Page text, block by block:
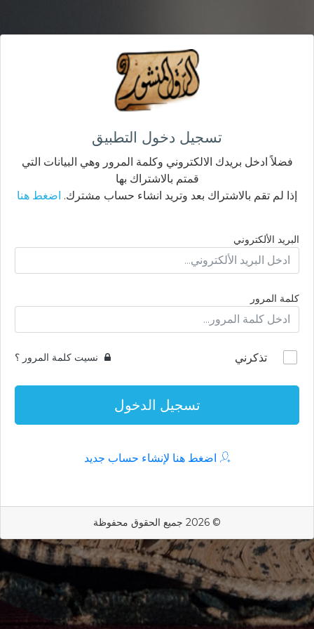
تسجيل دخول التطبيق
فضلاً ادخل بريدك الالكتروني وكلمة المرور وهي البيانات التي
قمتم بالاشتراك بها
إذا لم تقم بالاشتراك بعد وتريد انشاء حساب مشترك. اضغط هنا
البريد الألكتروني
كلمة المرور
تذكرني نسيت كلمة المرور ؟
تسجيل الدخول
اضغط هنا لإنشاء حساب جديد
© 2026 جميع الحقوق محفوظة